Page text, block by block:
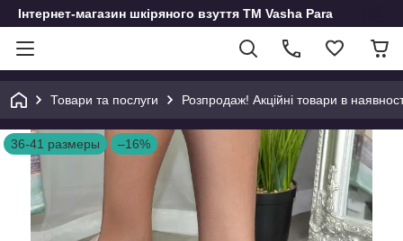
Інтернет-магазин шкіряного взуття ТМ Vasha Para
Товари та послуги Розпродаж! Акційні товари в
36-41 размеры –16%